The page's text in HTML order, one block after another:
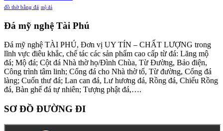
đồ thờ bằng đá mộ đá
Đá mỹ nghệ Tài Phú
Đá mỹ nghệ TÀI PHÚ, Đơn vị UY TÍN – CHẤT LƯỢNG trong
lĩnh vực điêu khắc, chế tác các sản phẩm cao cấp từ đá: Lăng mộ
đá; Mộ đá; Cột đá Nhà thờ họ/Đình Chùa, Từ Đường, Bảo điện,
Công trình tâm linh; Cổng đá cho Nhà thờ tổ, Từ đường, Cổng đá
làng; Cuốn thư đá; Lan can đá, Lư hương đá, Rồng đá, Chiếu Rồng
đá, Bàn ghế đá tự nhiên; Tượng phật đá,….
SƠ ĐỒ ĐƯỜNG ĐI